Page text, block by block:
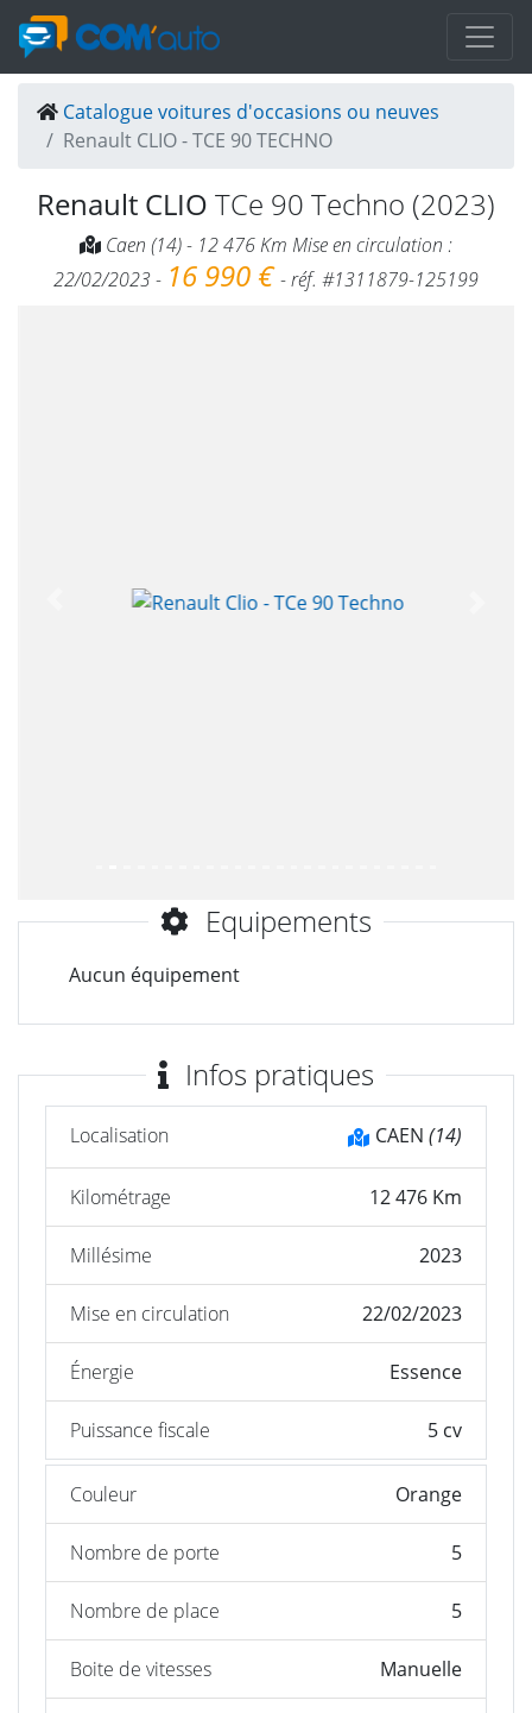
Catalogue voitures d'occasions ou neuves
Renault CLIO - TCE 90 TECHNO
Renault CLIO TCe 90 Techno (2023)
Caen (14) - 12 476 Km Mise en circulation :
22/02/2023 - 16 990 €- réf. #1311879-125199
Précèdent
Equipements
Aucun équipement
Infos pratiques
Localisation CAEN (14)
Kilométrage 12 476 Km
Millésime 2023
Mise en circulation 22/02/2023
Énergie Essence
Puissance fiscale 5 cv
Couleur Orange
Nombre de porte 5
Nombre de place 5
Boite de vitesses Manuelle